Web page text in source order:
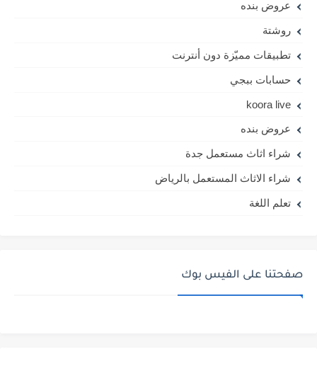
عروض بنده
روشتة
تطبيقات مميّزة دون أنترنت
حسابات ببجي
koora live
عروض بنده
شراء اثاث مستعمل جدة
شراء الاثاث المستعمل بالرياض
تعلم اللغة
صفحتنا على الفيس بوك